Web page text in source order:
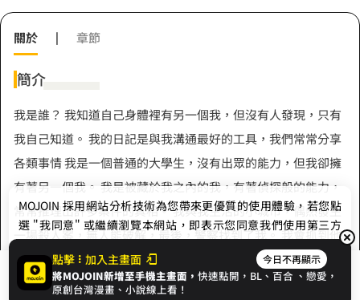
開始閱讀
關於 | 章節
簡介
我是誰？ 我知道自己身體裡有另一個我，但沒有人發現，只有
我自己知道。 我的日記是與我溝通最好的工具，我們常常分享
各類事情 我是一個普通的大學生，沒有出眾的能力，但我卻擁
有著另一個我。 我是被藏於我之內的我，有著偵探般的能力，
常常推理出許多案件的真相。 我與我生活的小城市，偶然發生
一場殺人案，無人能破解，最後，警察找到了我。 我會抓到他
的，這場命案的兇手，因為我有著那個我。 我會解開謎團的，
這場命案的一切，因為我是我。
展開全部
點擊 加入主畫面 今日不再顯示
將MOJOIN新增至手機主畫面，快速點開，BL、百合 、戀愛，
原創台灣漫畫、小說線上看！
MOJOIN 採用網站分析技術為您帶來更優質的使用體驗，若您點
選 "我同意" 或繼續瀏覽本網站，即表示您同意我們使用第三方
Cookie，欲瞭解更多資訊請見隱私權政策。
我同意